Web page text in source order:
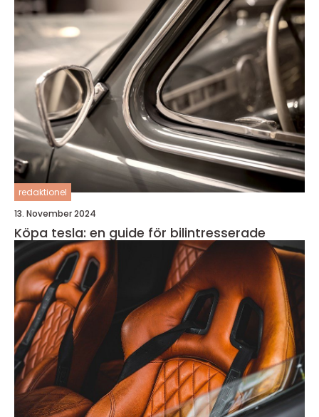
redaktionel
13. November 2024
Köpa tesla: en guide för bilintresserade